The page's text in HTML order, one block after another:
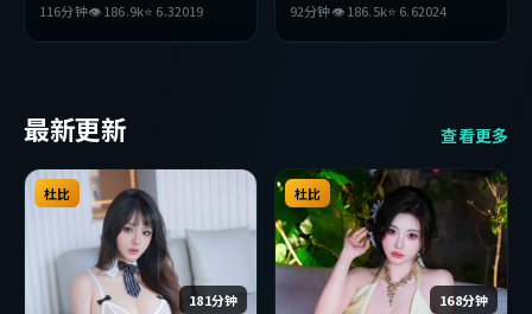
演。影片在叙事与视听上力求突
破，探讨人性与抉择，节奏张弛
116分钟👁186.9k⭐ 6.32019
主演。影片在叙事与视听上力求
突破，探讨人性与抉择，节奏张
92分钟👁186.5k⭐ 6.62024
最新更新 查看更多
181分钟
杜比
168分钟
杜比